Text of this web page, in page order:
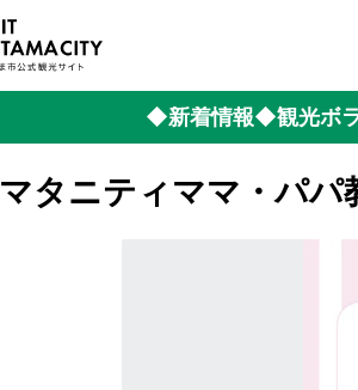
◆新着情報◆観光ボ
マタニティママ・パ